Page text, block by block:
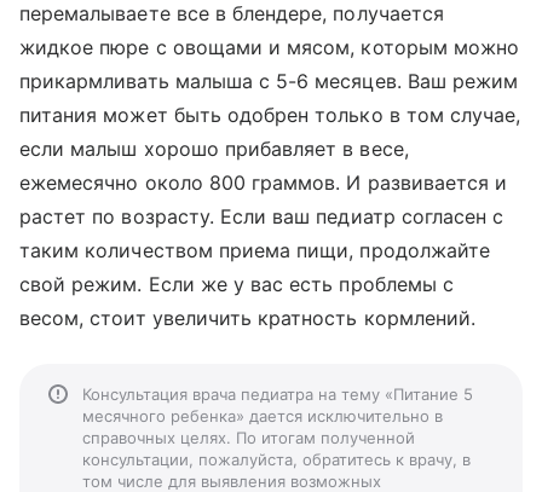
перемалываете все в блендере, получается
жидкое пюре с овощами и мясом, которым можно
прикармливать малыша с 5-6 месяцев. Ваш режим
питания может быть одобрен только в том случае,
если малыш хорошо прибавляет в весе,
ежемесячно около 800 граммов. И развивается и
растет по возрасту. Если ваш педиатр согласен с
таким количеством приема пищи, продолжайте
свой режим. Если же у вас есть проблемы с
весом, стоит увеличить кратность кормлений.
Консультация врача педиатра на тему «Питание 5
месячного ребенка» дается исключительно в
справочных целях. По итогам полученной
консультации, пожалуйста, обратитесь к врачу, в
том числе для выявления возможных